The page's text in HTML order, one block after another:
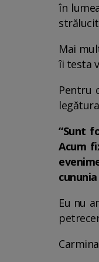
în
Mai
îi testa
Pentru
“Sunt
Acum
Eu nu